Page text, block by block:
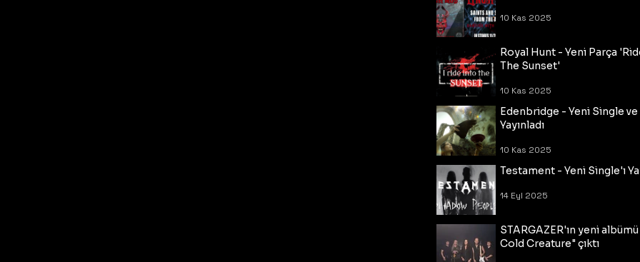
10 Kas 2025
Royal Hunt - Yeni Parça
The Sunset'
10 Kas 2025
Edenbridge - Yeni Single
Yayınladı
10 Kas 2025
Testament - Yeni Single'ı
14 Eyl 2025
STARGAZER'ın yeni
Cold Creature" çıktı